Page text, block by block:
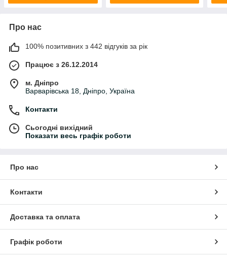
Про нас
100% позитивних з 442 відгуків за рік
Працює з 26.12.2014
м. Дніпро
Варварівська 18, Дніпро, Україна
Контакти
Сьогодні вихідний
Показати весь графік роботи
Про нас
Контакти
Доставка та оплата
Графік роботи